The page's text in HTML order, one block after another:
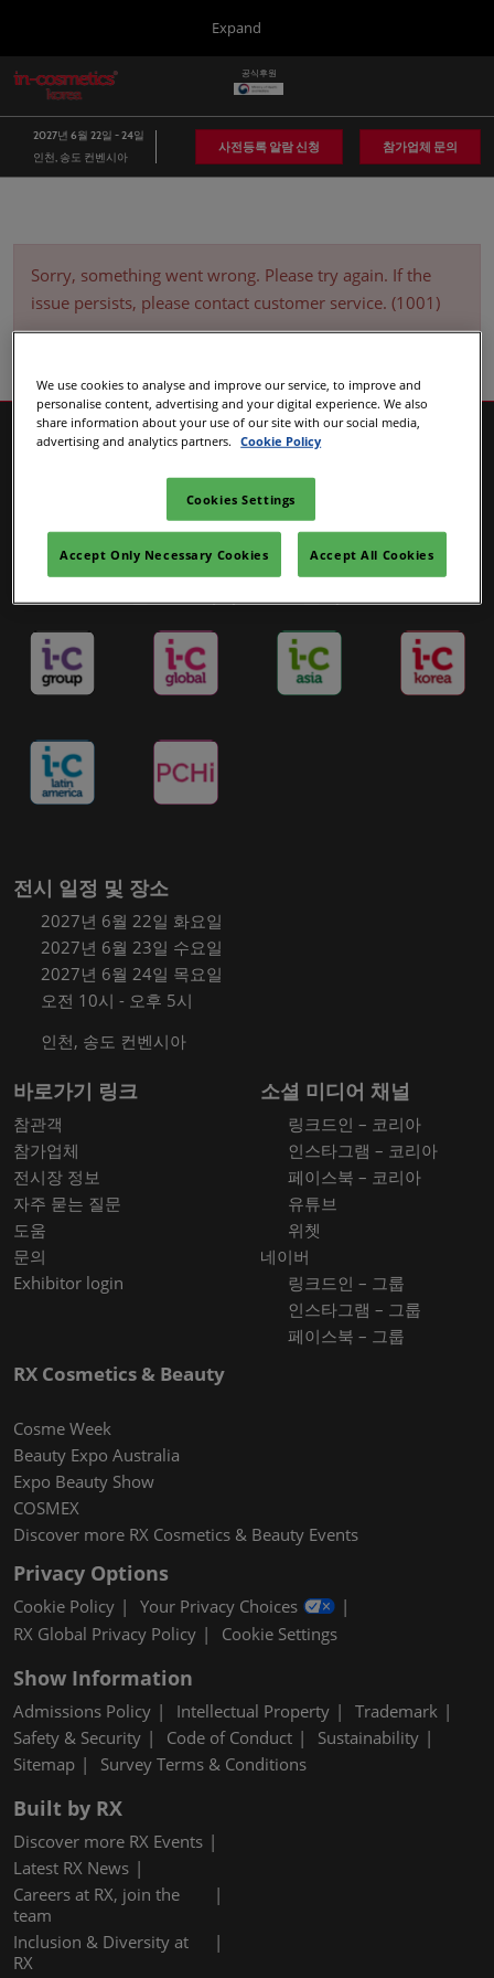
바
가
close
menu.
Expand
in-cosmetics Group
Global
Asia
Connect Blog
글
로
벌
네
비
게
축
공식후원
2027년 6월 22일 - 24일
인천, 송도 컨벤시아
사전등록 알람 신청 참가업체 문의
Sorry, something went wrong. Please try again. If the
issue persists, please contact customer service. (1001)
전시 일정 및 장소
2027년 6월 22일 화요일
2027년 6월 23일 수요일
2027년 6월 24일 목요일
오전 10시 - 오후 5시
인천, 송도 컨벤시아
바로가기 링크
참관객
참가업체
전시장 정보
자주 묻는 질문
도움
문의
Exhibitor login
소셜 미디어 채널
링크드인 – 코리아
인스타그램 – 코리아
페이스북 – 코리아
유튜브
위쳇
네이버
링크드인 – 그룹
인스타그램 – 그룹
페이스북 – 그룹
RX Cosmetics & Beauty
Cosme Week
Beauty Expo Australia
Expo Beauty Show
COSMEX
Discover more RX Cosmetics & Beauty Events
Privacy Options
Cookie Policy
Your Privacy Choices
RX Global Privacy Policy
Cookie Settings
Show Information
Admissions Policy Intellectual Property
Trademark
Safety & Security
Code of Conduct
Sustainability
Sitemap
Survey Terms & Conditions
Built by RX
Discover more RX Events
Latest RX News
Careers at RX, join the
team
Inclusion & Diversity at
RX
We use cookies to analyse and improve our service, to improve and
personalise content, advertising and your digital experience. We also
share information about your use of our site with our social media,
advertising and analytics partners.
Cookie Policy
Cookies Settings
Accept Only Necessary Cookies Accept All Cookies